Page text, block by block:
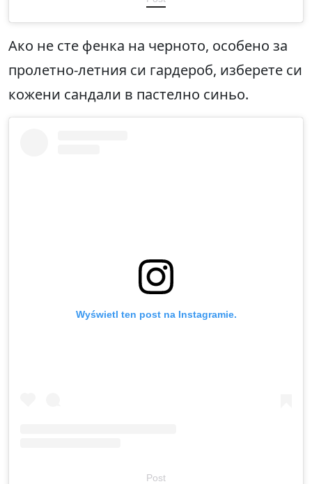
Ако не сте фенка на черното, особено за
пролетно-летния си гардероб, изберете си
кожени сандали в пастелно синьо.
Wyświetl ten post na Instagramie.
Post